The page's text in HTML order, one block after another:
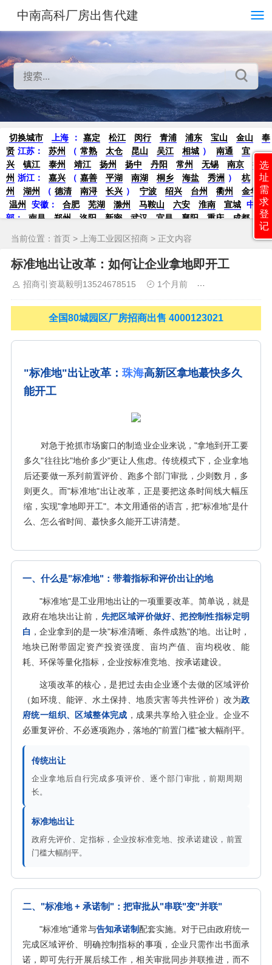
中南高科厂房出售代建
切换城市 上海 ： 嘉定 松江 闵行 青浦 浦东 宝山 金山
奉
贤 江苏： 苏州 （ 常熟 太仓 昆山 吴江 相城 ） 南通
宜
兴
镇江 泰州 靖江 扬州 扬中 丹阳 常州 无锡 南京
徐
州 浙江： 嘉兴 （ 嘉善 平湖 南湖 桐乡 海盐 秀洲 ）
杭
州
湖州 （ 德清 南浔 长兴 ） 宁波 绍兴 台州 衢州
金华
温州
安徽： 合肥 芜湖 滁州 马鞍山 六安 淮南 宣城 中
部： 南昌 郑州 洛阳 新密 武汉 宜昌 襄阳 重庆 成都
德
固
安
香河 大厂 永清 三河 霸州 ） 保定 （ 涿州
晋中
沈阳 济南 济宁 绵阳 石家庄 沧州 唐山 潍坊
威海
烟台 青岛 珠三角： 广州 东莞 江门 惠州 肇庆
山
佛山 清远 福建： 福州 漳州 泉州 龙岩 西南：
宁 华北： 沈阳 大连 海外园区： 印尼 泰国 越南 柬埔寨
马来
新加坡 墨西哥 荷兰 美国 地产商：
联东U谷 万洋 均和 平谦迈高
021
当前位置： 首页 > 上海工业园区招商 > 正文内容
标准地出让改革：如何让企业拿地即开工
招商引资葛毅明13524678515 1个月前
全国80城园区厂房招商出售 4000123021
"标准地"出让改革： 珠海高新区拿地蕞快多久
能开工
对急于抢抓市场窗口的制造业企业来说，"拿地到开工要
多久"往往比"地价多少"更让人焦虑。传统模式下，企业拿地
后还要做一系列前置评价、跑多个部门审批，少则数月，多
则更久。而"标准地"出让改革，正是要把这条时间线大幅压
缩，实现"拿地即开工"。本文用通俗的语言，把"标准地"是什
么、怎么省时间、蕞快多久能开工讲清楚。
一、什么是"标准地"：带着指标和评价出让的地
"标准地"是工业用地出让的一项重要改革。简单说，就是
政府在地块出让前， 先把区域评价做好、把控制性指标定明
白 ，企业拿到的是一块"标准清晰、条件成熟"的地。出让时，
地块已附带固定资产投资强度、亩均产值、亩均税收、能
耗、环保等量化指标，企业按标准竞地、按承诺建设。
这项改革的核心，是把过去由企业逐个去做的区域评价
（如环境、能评、水土保持、地质灾害等共性评价）改为政
府统一组织、区域整体完成 ，成果共享给入驻企业。企业不
必重复评价、不必逐项跑办，落地的"前置门槛"被大幅削平。
传统出让
企业拿地后自行完成多项评价、逐个部门审批，前期周期
长。
标准地出让
政府先评价、定指标，企业按标准竞地、按承诺建设，前置
门槛大幅削平。
二、"标准地 + 承诺制"：把审批从"串联"变"并联"
"标准地"通常与告知承诺制配套实施。对于已由政府统一
完成区域评价、明确控制指标的事项，企业只需作出书面承
诺，即可先行开展后续工作，相关审批同步并联推进，而不
选
址
需
求
登
记